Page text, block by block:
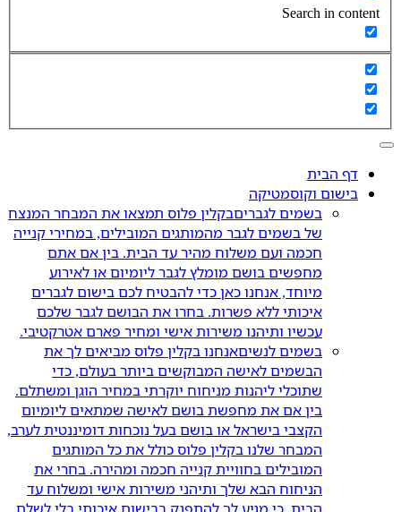
Search in content
דף הבית
בישום וקוסמטיקה
בשמים לגבריםבקלין פלוס תמצאו את המבחר המנצח
של בשמים לגבר מהמותגים המובילים, במחירי קנייה
חכמה ועם משלוח מהיר עד הבית. בין אם אתם
מחפשים בושם מומלץ לגבר ליומיום או לאירוע
מיוחד, אנחנו כאן כדי להבטיח לכם בישום לגברים
איכותי ללא פשרות. בחרו את הבושם לגבר שלכם
עכשיו ותיהנו משירות אישי ומחיר פארם אטרקטיבי.
בשמים לנשיםאנחנו בקלין פלוס מביאים לך את
הבשמים לאישה המבוקשים ביותר בעולם, כדי
שתוכלי ליהנות מניחוח יוקרתי במחיר הוגן ומשתלם.
בין אם את מחפשת בושם לאישה שמתאים ליומיום
הקצבי בישראל או בושם בעל נוכחות דומיננטית לערב,
המבחר שלנו בקלין פלוס כולל את כל המותגים
המובילים בחוויית קנייה חכמה ומהירה. בחרי את
הניחוח הבא שלך ותיהני משירות אישי ומשלוח עד